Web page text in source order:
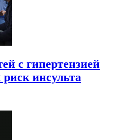
с гипертензией
инсульта